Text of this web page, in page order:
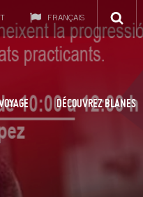
FRANÇAIS
DÉCOUVREZ BLANES